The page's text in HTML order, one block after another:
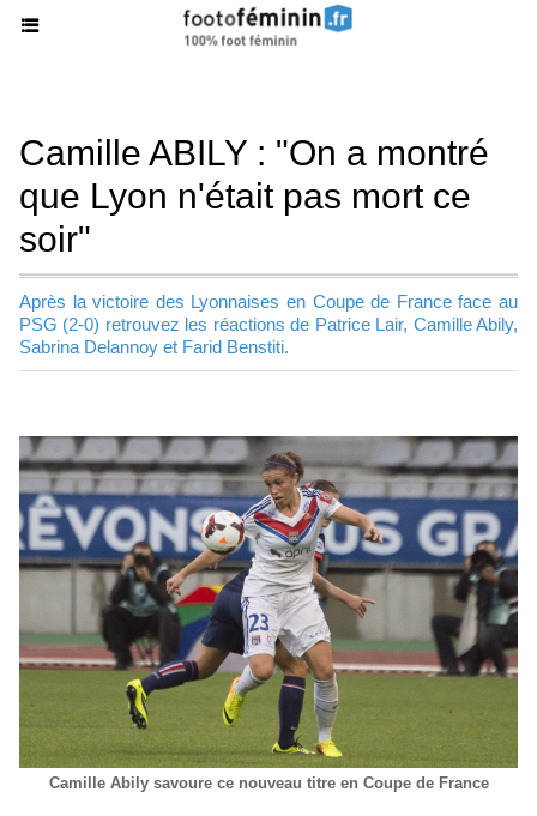
Camille ABILY : "On a montré
que Lyon n'était pas mort ce
soir"
Après la victoire des Lyonnaises en Coupe de France face au
PSG (2-0) retrouvez les réactions de Patrice Lair, Camille Abily,
Sabrina Delannoy et Farid Benstiti.
Camille Abily savoure ce nouveau titre en Coupe de France